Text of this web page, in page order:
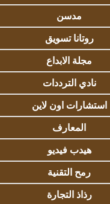
مدسن
روتانا تسويق
مجلة الابداع
نادي الترددات
استشارات اون لاين
المعارف
هيدب فيديو
رمح التقنية
رذاذ التجارة